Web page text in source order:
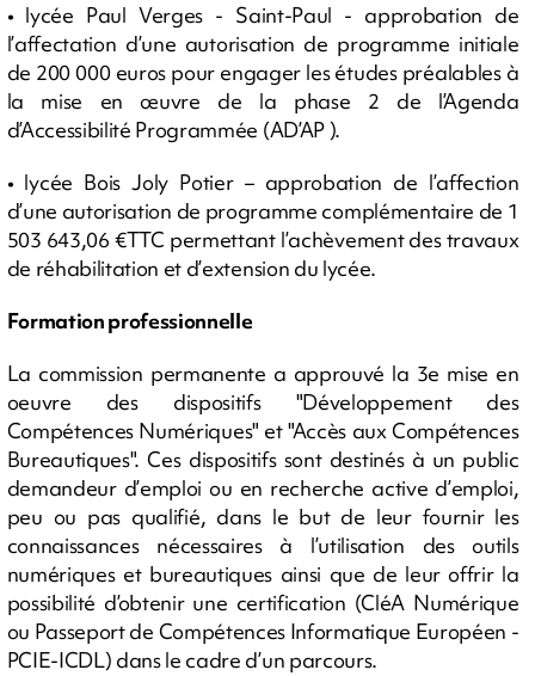
• lycée Paul Verges - Saint-Paul - approbation de
l’affectation d’une autorisation de programme initiale
de 200 000 euros pour engager les études préalables à
la mise en œuvre de la phase 2 de l’Agenda
d’Accessibilité Programmée (AD’AP ).
• lycée Bois Joly Potier – approbation de l’affection
d’une autorisation de programme complémentaire de 1
503 643,06 €TTC permettant l’achèvement des travaux
de réhabilitation et d’extension du lycée.
Formation professionnelle
La commission permanente a approuvé la 3e mise en
oeuvre des dispositifs "Développement des
Compétences Numériques" et "Accès aux Compétences
Bureautiques". Ces dispositifs sont destinés à un public
demandeur d’emploi ou en recherche active d’emploi,
peu ou pas qualifié, dans le but de leur fournir les
connaissances nécessaires à l’utilisation des outils
numériques et bureautiques ainsi que de leur offrir la
possibilité d’obtenir une certification (CléA Numérique
ou Passeport de Compétences Informatique Européen -
PCIE-ICDL) dans le cadre d’un parcours.